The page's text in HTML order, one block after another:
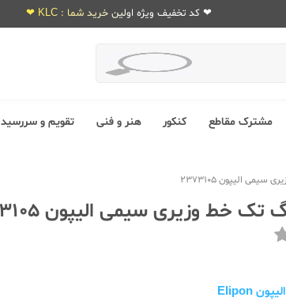
❤ کد تخفیف ویژه اولین خرید شما : KLC ❤
مشترک مقاطع کنکور هنر و فنی تقویم و سررسید
الیپون Elipon